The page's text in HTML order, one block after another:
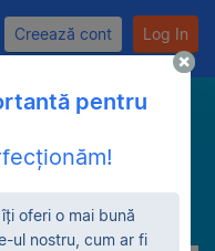
Creează cont Log In
pentru
oferi o mai bună
ul nostru, cum ar fi